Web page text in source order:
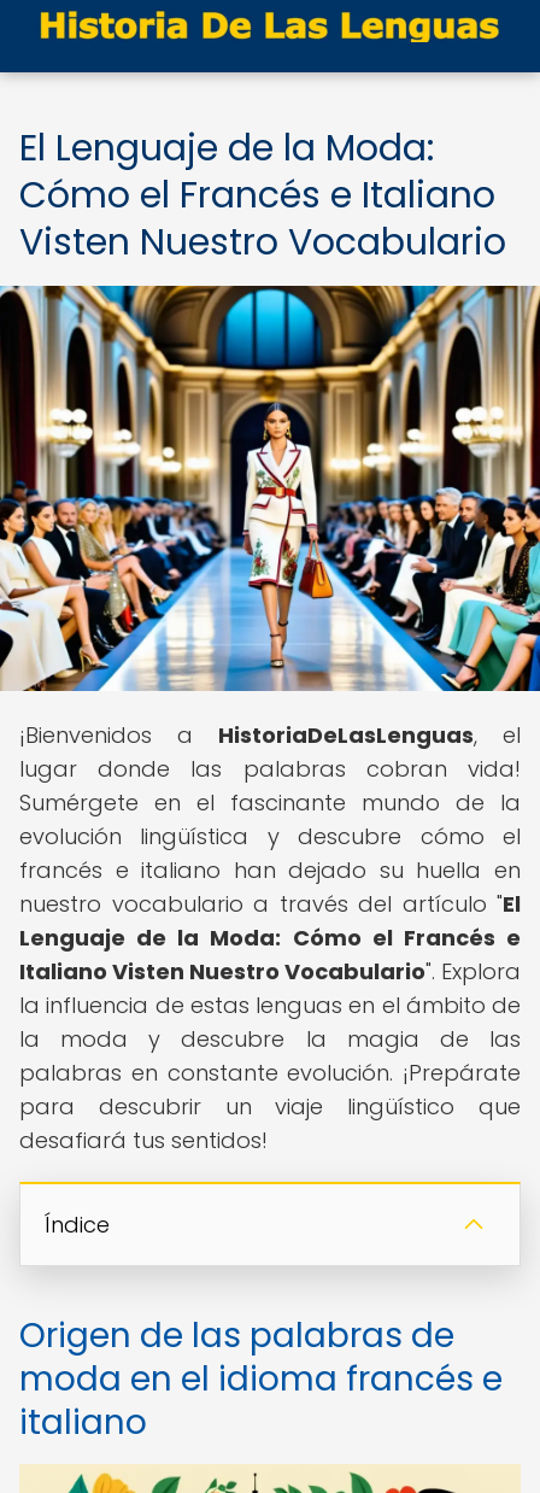
El Lenguaje de la Moda:
Cómo el Francés e Italiano
Visten Nuestro Vocabulario
¡Bienvenidos a HistoriaDeLasLenguas, el
lugar donde las palabras cobran vida!
Sumérgete en el fascinante mundo de la
evolución lingüística y descubre cómo el
francés e italiano han dejado su huella en
nuestro vocabulario a través del artículo "El
Lenguaje de la Moda: Cómo el Francés e
Italiano Visten Nuestro Vocabulario". Explora
la influencia de estas lenguas en el ámbito de
la moda y descubre la magia de las
palabras en constante evolución. ¡Prepárate
para descubrir un viaje lingüístico que
desafiará tus sentidos!
Índice
Origen de las palabras de
moda en el idioma francés e
italiano